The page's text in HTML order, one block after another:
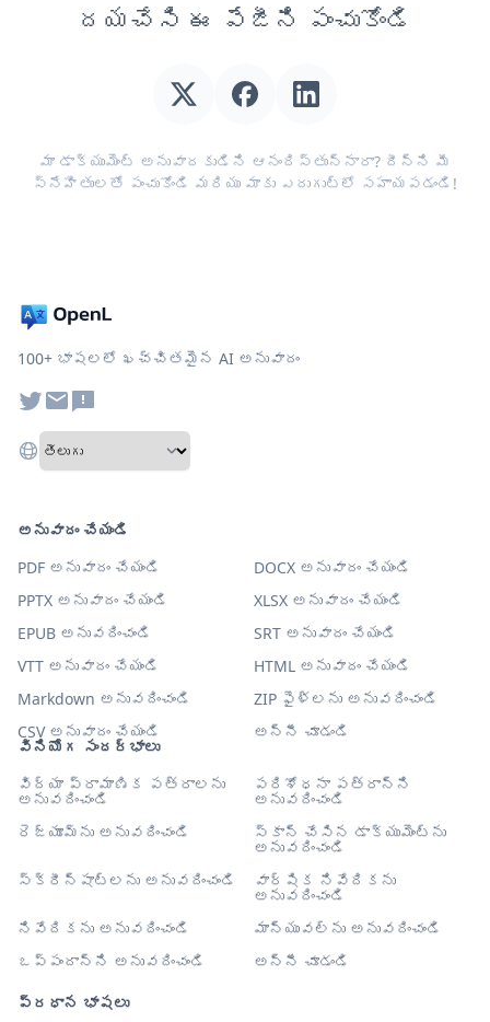
దయచేసి ఈ పేజీని పంచుకోండి
మా డాక్యుమెంట్ అనువాదకుడిని ఆనందిస్తున్నారా? దీన్ని మీ
స్నేహితులతో పంచుకోండి మరియు మాకు ఎదుగుట్లో సహాయపడండి!
100+ భాషలలో ఖచ్చితమైన AI అనువాదం
వినియోగ సందర్భాలు
విద్యా ప్రామాణిక పత్రాలను
అనువదించండి
పరిశోధనా పత్రాన్ని
అనువదించండి
రెజ్యూమ్‌ను అనువదించండి
స్కాన్ చేసిన డాక్యుమెంట్‌ను
అనువదించండి
స్క్రీన్‌షాట్‌లను అనువదించండి
వార్షిక నివేదికను
అనువదించండి
నివేదికను అనువదించండి
మాన్యువల్‌ను అనువదించండి
ఒప్పందాన్ని అనువదించండి
అన్నీ చూడండి
ప్రధాన భాషలు
అనువాదం చేయండి
PDF అనువాదం చేయండి
DOCX అనువాదం చేయండి
PPTX అనువాదం చేయండి
XLSX అనువాదం చేయండి
EPUB అనువదించండి
SRT అనువాదం చేయండి
VTT అనువాదం చేయండి
HTML అనువాదం చేయండి
Markdown అనువదించండి
ZIP ఫైళ్లను అనువదించండి
CSV అనువాదం చేయండి
అన్నీ చూడండి